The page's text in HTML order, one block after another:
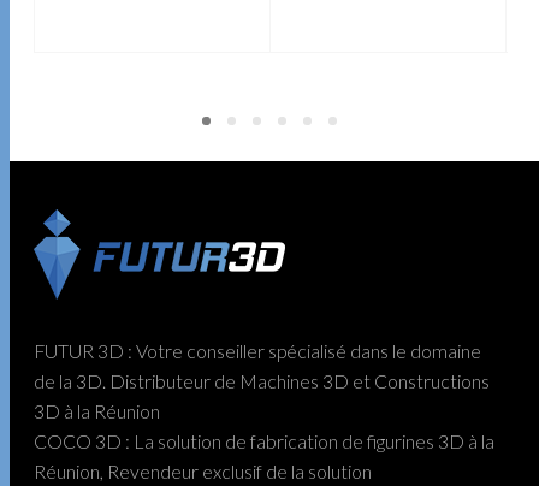
FUTUR 3D : Votre conseiller spécialisé dans le domaine
de la 3D. Distributeur de Machines 3D et Constructions
3D à la Réunion
COCO 3D : La solution de fabrication de figurines 3D à la
Réunion, Revendeur exclusif de la solution